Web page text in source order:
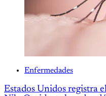
Enfermedades
Estados Unidos registra